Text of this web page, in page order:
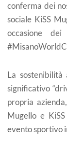
conferma dei
sociale KiSS
occasione
La
significativo
propria
Mugello e
evento sportivo